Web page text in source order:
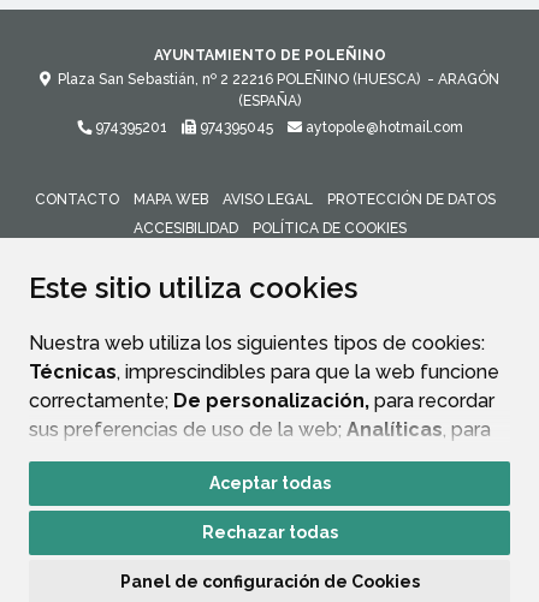
Este sitio utiliza cookies
Nuestra web utiliza los siguientes tipos de cookies:
Técnicas, imprescindibles para que la web funcione
correctamente; De personalización, para recordar
sus preferencias de uso de la web; Analíticas, para
mejorar el funcionamiento de la web y sus servicios.
Si acepta pulsando el botón“Aceptar todas”
consideramos que acepta su uso. Si pulsa el botón
ninguna acción, se guardarán las cookies técnicas
Aceptar todas
Rechazar todas
Panel de configuración de Cookies
AYUNTAMIENTO DE POLEÑINO
Plaza San Sebastián, nº 2 22216 POLEÑINO (HUESCA) - ARAGÓN
(ESPAÑA)
974395201
974395045 aytopole@hotmail.com
CONTACTO MAPA WEB AVISO LEGAL
PROTECCIÓN DE DATOS
ACCESIBILIDAD
POLÍTICA DE COOKIES